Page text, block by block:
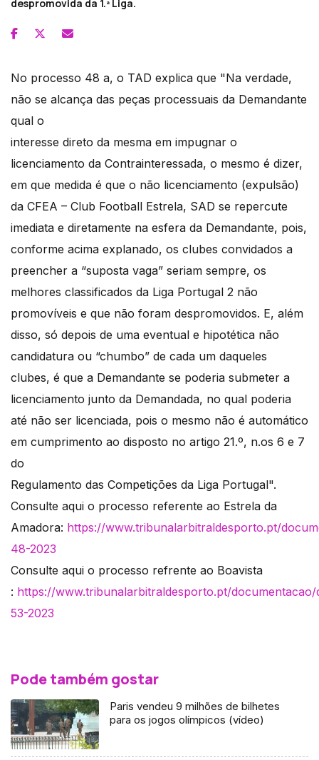
despromovida da 1.ª Liga.
No processo 48 a, o TAD explica que "Na verdade,
não se alcança das peças processuais da Demandante
qual o
interesse direto da mesma em impugnar o
licenciamento da Contrainteressada, o mesmo é dizer,
em que medida é que o não licenciamento (expulsão)
da CFEA – Club Football Estrela, SAD se repercute
imediata e diretamente na esfera da Demandante, pois,
conforme acima explanado, os clubes convidados a
preencher a “suposta vaga” seriam sempre, os
melhores classificados da Liga Portugal 2 não
promovíveis e que não foram despromovidos. E, além
disso, só depois de uma eventual e hipotética não
candidatura ou “chumbo” de cada um daqueles
clubes, é que a Demandante se poderia submeter a
licenciamento junto da Demandada, no qual poderia
até não ser licenciada, pois o mesmo não é automático
em cumprimento ao disposto no artigo 21.º, n.os 6 e 7
do
Regulamento das Competições da Liga Portugal".
Consulte aqui o processo referente ao Estrela da
Amadora: https://www.tribunalarbitraldesporto.pt/
48-2023
Consulte aqui o processo refrente ao Boavista
: https://www.tribunalarbitraldesporto.pt/
53-2023
Pode também gostar
Paris vendeu 9 milhões de bilhetes
para os jogos olímpicos (vídeo)